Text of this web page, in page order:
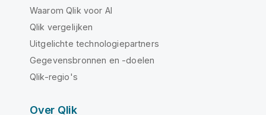
Waarom Qlik voor AI
Qlik vergelijken
Uitgelichte technologiepartners
Gegevensbronnen en -doelen
Qlik-regio's
Over Qlik